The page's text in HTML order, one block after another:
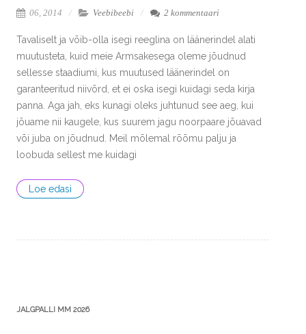
06, 2014 Veebibeebi 2 kommentaari
Tavaliselt ja võib-olla isegi reeglina on läänerindel alati
muutusteta, kuid meie Armsakesega oleme jõudnud
sellesse staadiumi, kus muutused läänerindel on
garanteeritud niivõrd, et ei oska isegi kuidagi seda kirja
panna. Aga jah, eks kunagi oleks juhtunud see aeg, kui
jõuame nii kaugele, kus suurem jagu noorpaare jõuavad
või juba on jõudnud. Meil mõlemal rõõmu palju ja
loobuda sellest me kuidagi
Loe edasi
JALGPALLI MM 2026